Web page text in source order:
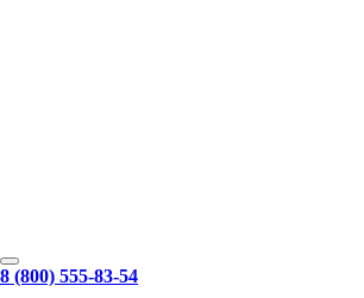
8 (800) 555-83-54